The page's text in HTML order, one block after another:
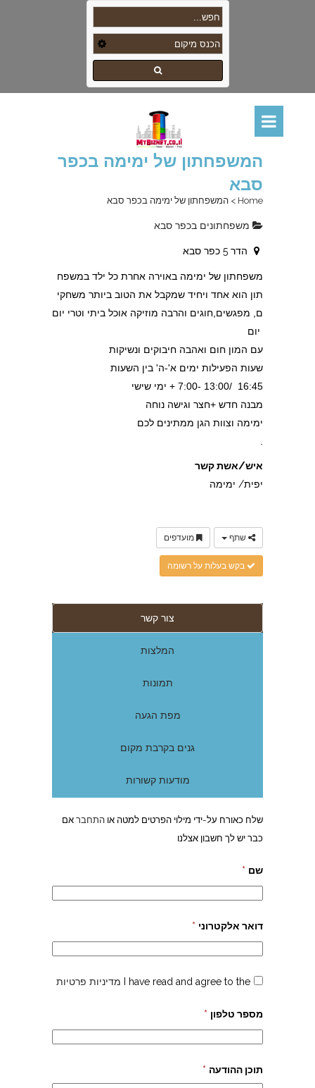
המשפחתון של ימימה בכפר
סבא
Home
> המשפחתון של ימימה בכפר סבא
משפחתונים בכפר סבא
הדר 5 כפר סבא
משפחתון של ימימה באוירה אחרת כל ילד במשפח
תון הוא אחד ויחיד שמקבל את הטוב ביותר משחקי
ם, מפגשים,חוגים והרבה מוזיקה אוכל ביתי וטרי יום
יום
עם המון חום ואהבה חיבוקים ונשיקות
שעות הפעילות ימים א'-ה' בין השעות
16:45 /13:00 -7:00 + ימי שישי
מבנה חדש +חצר וגישה נוחה
ימימה וצוות הגן ממתינים לכם
איש/אשת קשר
יפית/ ימימה
שתף מועדפים
בקש בעלות על רשומה
צור קשר
המלצות
תמונות
מפת הגעה
גנים בקרבת מקום
מודעות קשורות
שלח כאורח על-ידי מילוי הפרטים למטה או התחבראם
כבר יש לך חשבון אצלנו
שם *
דואר אלקטרוני *
I have read and agree to the מדיניות פרטיות
מספר טלפון *
תוכן ההודעה *